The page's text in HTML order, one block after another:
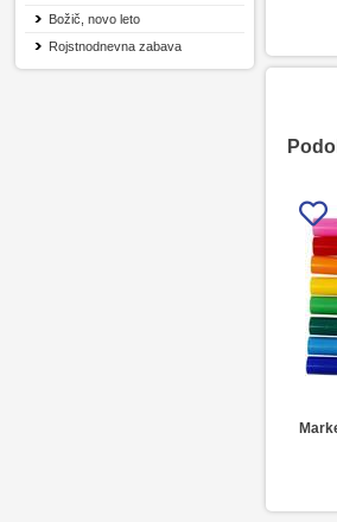
Božič, novo leto
Rojstnodnevna zabava